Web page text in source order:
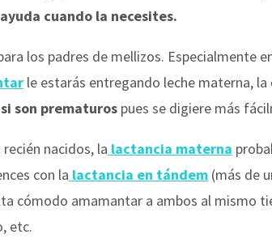
cuando la necesites.
los padres de mellizos. Especialmente
le estarás entregando leche materna, la
son prematuros pues se digiere más
nacidos, la lactancia materna
con la lactancia en tándem (más de
cómodo amamantar a ambos al mismo
etc.